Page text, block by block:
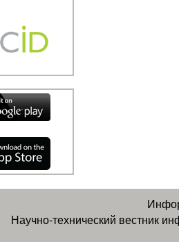
Научно-технический вестник